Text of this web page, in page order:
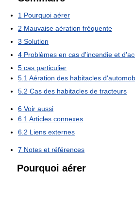
1 Pourquoi aérer
2 Mauvaise aération fréquente
3 Solution
4 Problèmes en cas d'incendie et
5 cas particulier
5.1 Aération des habitacles
5.2 Cas des habitacles de tracteurs
6 Voir aussi
6.1 Articles connexes
6.2 Liens externes
7 Notes et références
Pourquoi aérer